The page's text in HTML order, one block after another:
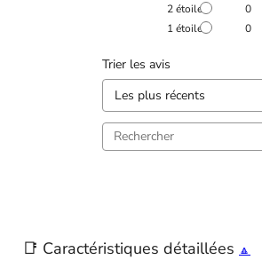
2étoiles
0
1étoile 0
Trier les avis
📑 Caractéristiques détaillées 🔼